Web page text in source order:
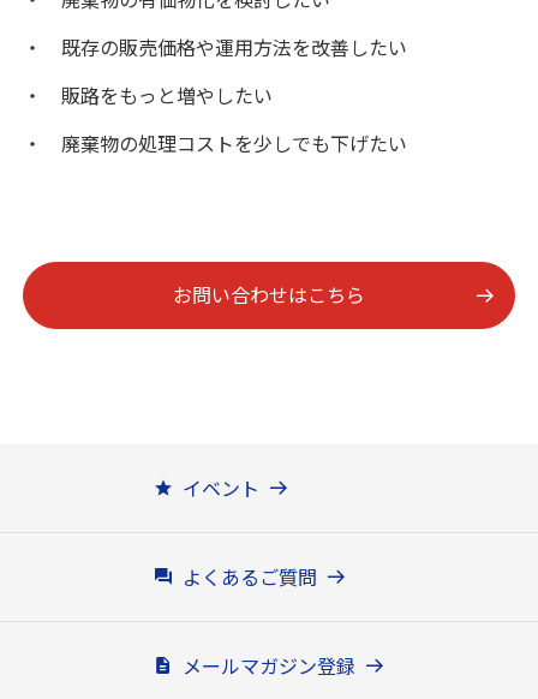
既存の販売価格や運用方法を改善したい
販路をもっと増やしたい
廃棄物の処理コストを少しでも下げたい
お問い合わせはこちら
イベント
よくあるご質問
メールマガジン登録